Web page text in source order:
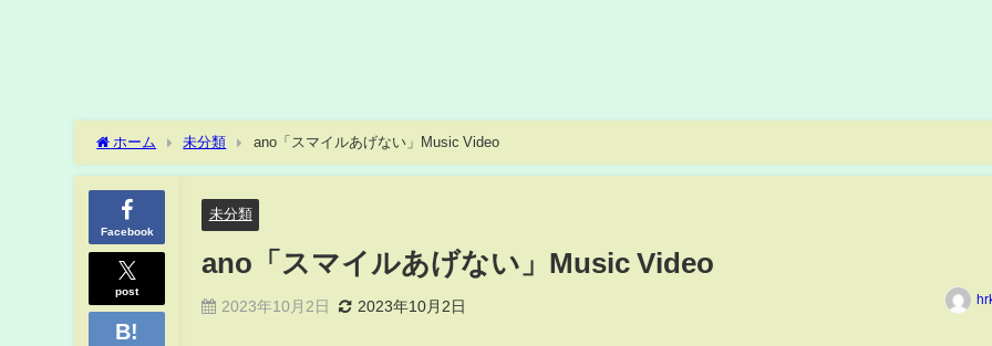
ホーム 未分類 ano「スマイルあげない」Music Video
Facebook
post
未分類
ano「スマイルあげない」Music Video
2023年10月2日 2023年10月2日